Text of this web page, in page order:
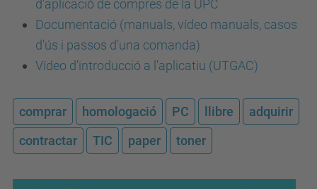
d'aplicació de compres de la UPC
Documentació (manuals, vídeo manuals, casos
d'ús i passos d'una comanda)
Vídeo d'introducció a l'aplicatiu (UTGAC)
comprar homologació PC llibre
adquirir
contractar
TIC paper toner